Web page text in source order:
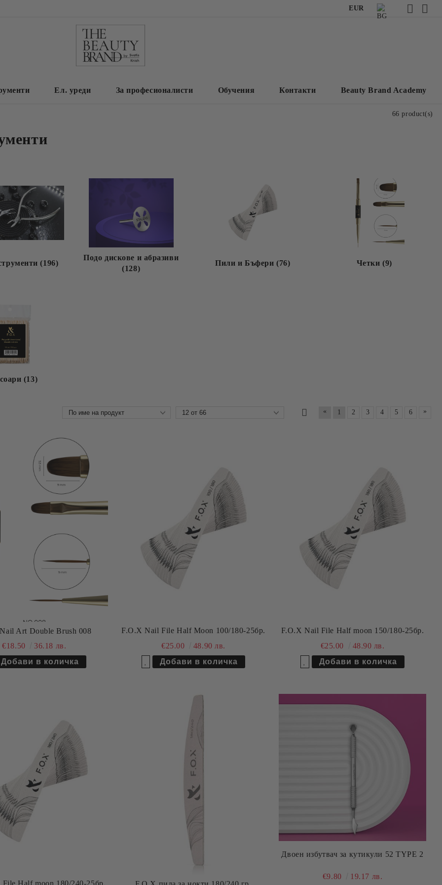
EUR
Ел. уреди За професионалисти Обучения Контакти Beauty Brand Academy
(196)
Подо дискове и абразиви
(128)
Пили и Бъфери (76) Четки (9)
(13)
66 product(s)
« 1 2 3 4 5 6 »
Art Double Brush 008
€18.50
36.18 лв.
F.O.X Nail File Half Moon 100/180-25бр.
€25.00
48.90 лв.
F.O.X Nail File Half moon 150/180-25бр.
€25.00
48.90 лв.
Двоен избутвач за кутикули 52 TYPE 2
€9.80 19.17 лв.